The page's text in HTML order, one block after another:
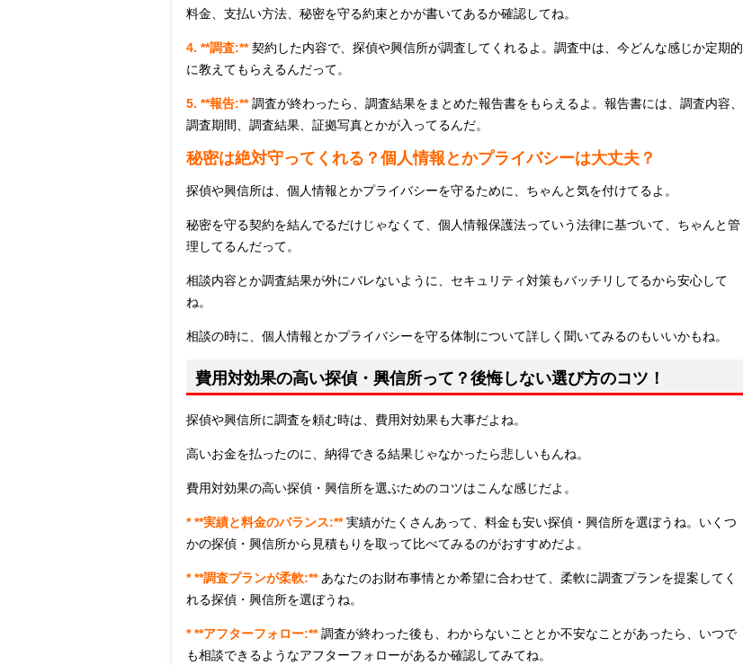
料金、支払い方法、秘密を守る約束とかが書いてあるか確認してね。
4. **調査:** 契約した内容で、探偵や興信所が調査してくれるよ。調査中は、今どんな感じか定期的
に教えてもらえるんだって。
5. **報告:** 調査が終わったら、調査結果をまとめた報告書をもらえるよ。報告書には、調査内容、
調査期間、調査結果、証拠写真とかが入ってるんだ。
秘密は絶対守ってくれる？個人情報とかプライバシーは大丈夫？
探偵や興信所は、個人情報とかプライバシーを守るために、ちゃんと気を付けてるよ。
秘密を守る契約を結んでるだけじゃなくて、個人情報保護法っていう法律に基づいて、ちゃんと管
理してるんだって。
相談内容とか調査結果が外にバレないように、セキュリティ対策もバッチリしてるから安心して
ね。
相談の時に、個人情報とかプライバシーを守る体制について詳しく聞いてみるのもいいかもね。
費用対効果の高い探偵・興信所って？後悔しない選び方のコツ！
探偵や興信所に調査を頼む時は、費用対効果も大事だよね。
高いお金を払ったのに、納得できる結果じゃなかったら悲しいもんね。
費用対効果の高い探偵・興信所を選ぶためのコツはこんな感じだよ。
* **実績と料金のバランス:** 実績がたくさんあって、料金も安い探偵・興信所を選ぼうね。いくつ
かの探偵・興信所から見積もりを取って比べてみるのがおすすめだよ。
* **調査プランが柔軟:** あなたのお財布事情とか希望に合わせて、柔軟に調査プランを提案してく
れる探偵・興信所を選ぼうね。
* **アフターフォロー:** 調査が終わった後も、わからないこととか不安なことがあったら、いつで
も相談できるようなアフターフォローがあるか確認してみてね。